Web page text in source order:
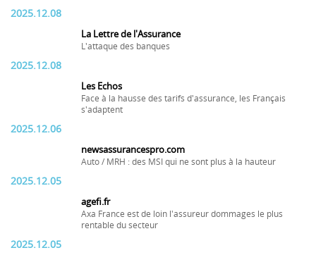
2025.12.08
La Lettre de l'Assurance
L'attaque des banques
2025.12.08
Les Echos
Face à la hausse des tarifs d'assurance, les Français
s'adaptent
2025.12.06
newsassurancespro.com
Auto / MRH : des MSI qui ne sont plus à la hauteur
2025.12.05
agefi.fr
Axa France est de loin l'assureur dommages le plus
rentable du secteur
2025.12.05